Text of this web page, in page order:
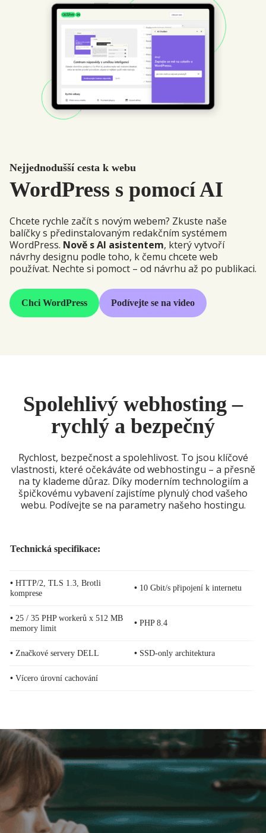
Nejjednodušší cesta k webu
WordPress s pomocí AI
Chcete rychle začít s novým webem? Zkuste naše
balíčky s předinstalovaným redakčním systémem
WordPress. Nově s AI asistentem, který vytvoří
návrhy designu podle toho, k čemu chcete web
používat. Nechte si pomoct – od návrhu až po publikaci.
Chci WordPress Podívejte se na video
Spolehlivý webhosting –
rychlý a bezpečný
Rychlost, bezpečnost a spolehlivost. To jsou klíčové
vlastnosti, které očekáváte od webhostingu – a přesně
na ty klademe důraz. Díky moderním technologiím a
špičkovému vybavení zajistíme plynulý chod vašeho
webu. Podívejte se na parametry našeho hostingu.
Technická specifikace:
• HTTP/2, TLS 1.3, Brotli
komprese
• 10 Gbit/s připojení k internetu
• 25 / 35 PHP workerů x 512 MB
memory limit
• PHP 8.4
• Značkové servery DELL • SSD-only architektura
• Vícero úrovní cachování